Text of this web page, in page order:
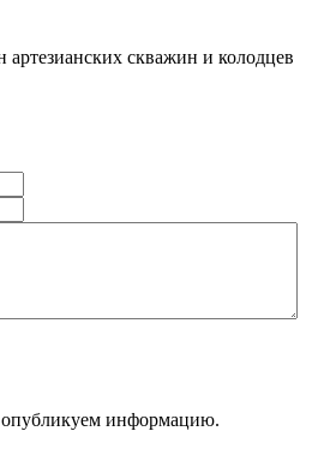
артезианских скважин и колодцев
информацию.